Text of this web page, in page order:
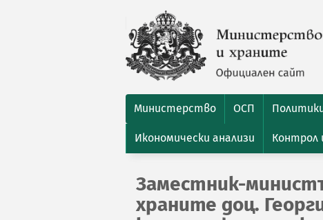
Министерство ОСП
Икономически анализи Контрол
Заместник-
храните доц.